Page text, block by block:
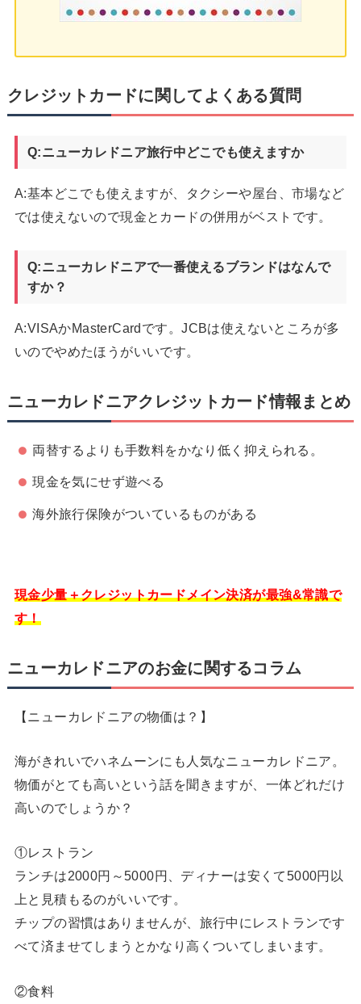
クレジットカードに関してよくある質問
Q:ニューカレドニア旅行中どこでも使えますか
A:基本どこでも使えますが、タクシーや屋台、市場など
では使えないので現金とカードの併用がベストです。
Q:ニューカレドニアで一番使えるブランドはなんで
すか？
A:VISAかMasterCardです。JCBは使えないところが多
いのでやめたほうがいいです。
ニューカレドニアクレジットカード情報まとめ
両替するよりも手数料をかなり低く抑えられる。
現金を気にせず遊べる
海外旅行保険がついているものがある
現金少量＋クレジットカードメイン決済が最強&常識で
す！
ニューカレドニアのお金に関するコラム
【ニューカレドニアの物価は？】
海がきれいでハネムーンにも人気なニューカレドニア。
物価がとても高いという話を聞きますが、一体どれだけ
高いのでしょうか？
①レストラン
ランチは2000円～5000円、ディナーは安くて5000円以
上と見積もるのがいいです。
チップの習慣はありませんが、旅行中にレストランです
べて済ませてしまうとかなり高くついてしまいます。
②食料